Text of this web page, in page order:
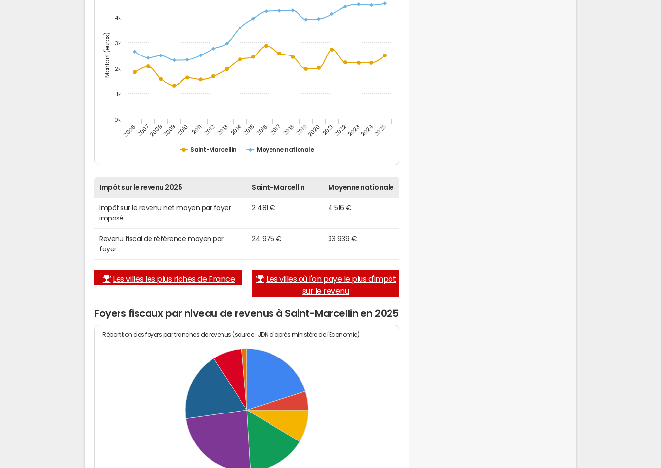
Montant (euros)
Saint-Marcellin Moyenne nationale
20062007200820092010 2011 20122013 201420152016 2017 201820192020 20212022202320242025
0k
1k
2k
3k
4k
Impôt sur le revenu 2025 Saint-Marcellin Moyenne nationale
Impôt sur le revenu net moyen par foyer
imposé
2 481 € 4 516 €
Revenu fiscal de référence moyen par
foyer
24 975 € 33 939 €
Les villes les plus riches de France
Les villes où l'on paye le plus d'impôt
sur le revenu
Foyers fiscaux par niveau de revenus à Saint-Marcellin en 2025
Répartition des foyers par tranches de revenus (source : JDN d'après ministère de l'Economie)